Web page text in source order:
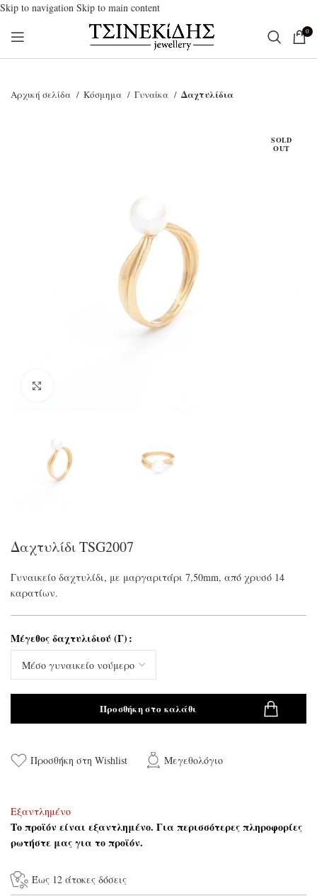
Skip to navigation Skip to main content
0
Αρχική σελίδα Κόσμημα Γυναίκα Δαχτυλίδια
SOLD
OUT
Δαχτυλίδι TSG2007
Γυναικείο δαχτυλίδι, με μαργαριτάρι 7,50mm, από χρυσό 14
καρατίων.
Μέγεθος δαχτυλιδιού (Γ)
Προσθήκη στο καλάθι
Προσθήκη στη Wishlist Μεγεθολόγιο
Εξαντλημένο
Το προϊόν είναι εξαντλημένο. Για περισσότερες πληροφορίες
ρωτήστε μας για το προϊόν.
Έως 12 άτοκες δόσεις